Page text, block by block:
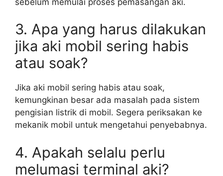
3. Apa yang harus dilakukan
jika aki mobil sering habis
atau soak?
Jika aki mobil sering habis atau soak,
kemungkinan besar ada masalah pada sistem
pengisian listrik di mobil. Segera periksakan ke
mekanik mobil untuk mengetahui penyebabnya.
4. Apakah selalu perlu
melumasi terminal aki?